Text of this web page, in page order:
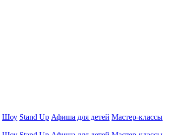
Шоу Stand Up Афиша для детей Мастер-классы